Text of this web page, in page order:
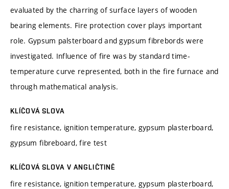
evaluated by the charring of surface layers of wooden
bearing elements. Fire protection cover plays important
role. Gypsum palsterboard and gypsum fibrebords were
investigated. Influence of fire was by standard time-
temperature curve represented, both in the fire furnace and
through mathematical analysis.
KLÍČOVÁ SLOVA
fire resistance, ignition temperature, gypsum plasterboard,
gypsum fibreboard, fire test
KLÍČOVÁ SLOVA V ANGLIČTINĚ
fire resistance, ignition temperature, gypsum plasterboard,